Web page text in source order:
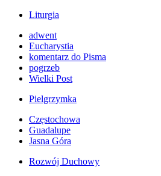
Liturgia
adwent
Eucharystia
komentarz do Pisma
pogrzeb
Wielki Post
Pielgrzymka
Częstochowa
Guadalupe
Jasna Góra
Rozwój Duchowy